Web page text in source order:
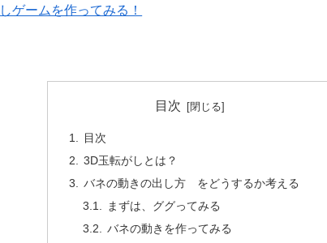
ゲームを作ってみる！
目次
目次
3D玉転がしとは？
バネの動きの出し方 をどうするか考える
まずは、ググってみる
バネの動きを作ってみる